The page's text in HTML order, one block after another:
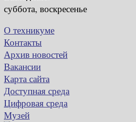
суббота, воскресенье
О техникуме
Контакты
Архив новостей
Вакансии
Карта сайта
Доступная среда
Цифровая среда
Музей